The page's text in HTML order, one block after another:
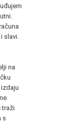
slavi.
na
traži
s